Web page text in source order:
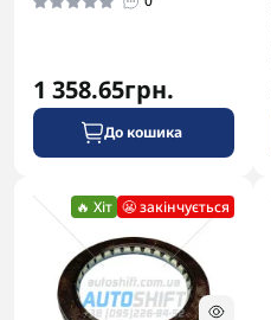
1 358.65грн.
До кошика
🔥 Хіт 😬 закінчується